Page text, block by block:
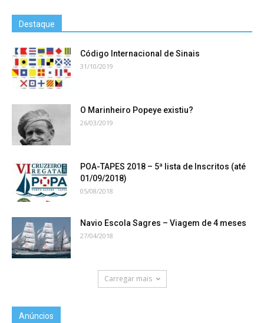
Destaque
Código Internacional de Sinais
31/10/2019
O Marinheiro Popeye existiu?
26/03/2019
POA-TAPES 2018 – 5ª lista de Inscritos (até
01/09/2018)
05/08/2018
Navio Escola Sagres – Viagem de 4 meses
27/04/2018
Carregar mais
Anúncios